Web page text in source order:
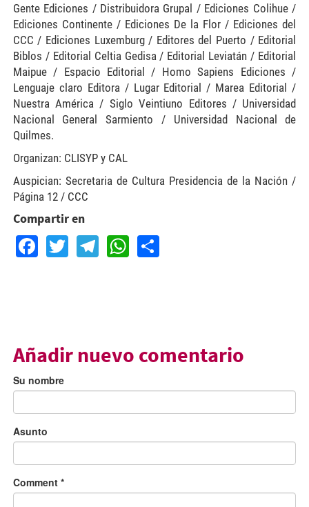
Gente Ediciones / Distribuidora Grupal / Ediciones Colihue /
Ediciones Continente / Ediciones De la Flor / Ediciones del
CCC / Ediciones Luxemburg / Editores del Puerto / Editorial
Biblos / Editorial Celtia Gedisa / Editorial Leviatán / Editorial
Maipue / Espacio Editorial / Homo Sapiens Ediciones /
Lenguaje claro Editora / Lugar Editorial / Marea Editorial /
Nuestra América / Siglo Veintiuno Editores / Universidad
Nacional General Sarmiento / Universidad Nacional de
Quilmes.
Organizan: CLISYP y CAL
Auspician: Secretaria de Cultura Presidencia de la Nación /
Página 12 / CCC
Compartir en
Facebook
TwitterTelegram
WhatsApp
Share
Añadir nuevo comentario
Su nombre
Asunto
Comment *